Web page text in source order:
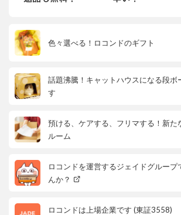
色々選べる！ロコンドのギフト
話題沸騰！キャットハウスになる段ボ
す
預ける、ケアする、フリマする！新た
ルーム
ロコンドを運営するジェイドグループ
んか？
ロコンドは上場企業です (東証3558)